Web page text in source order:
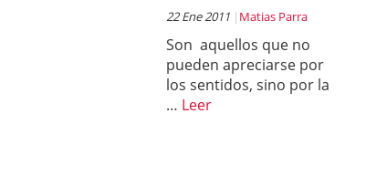
22 Ene 2011 Matias Parra
Son aquellos que no
pueden apreciarse por
los sentidos, sino por la
… Leer